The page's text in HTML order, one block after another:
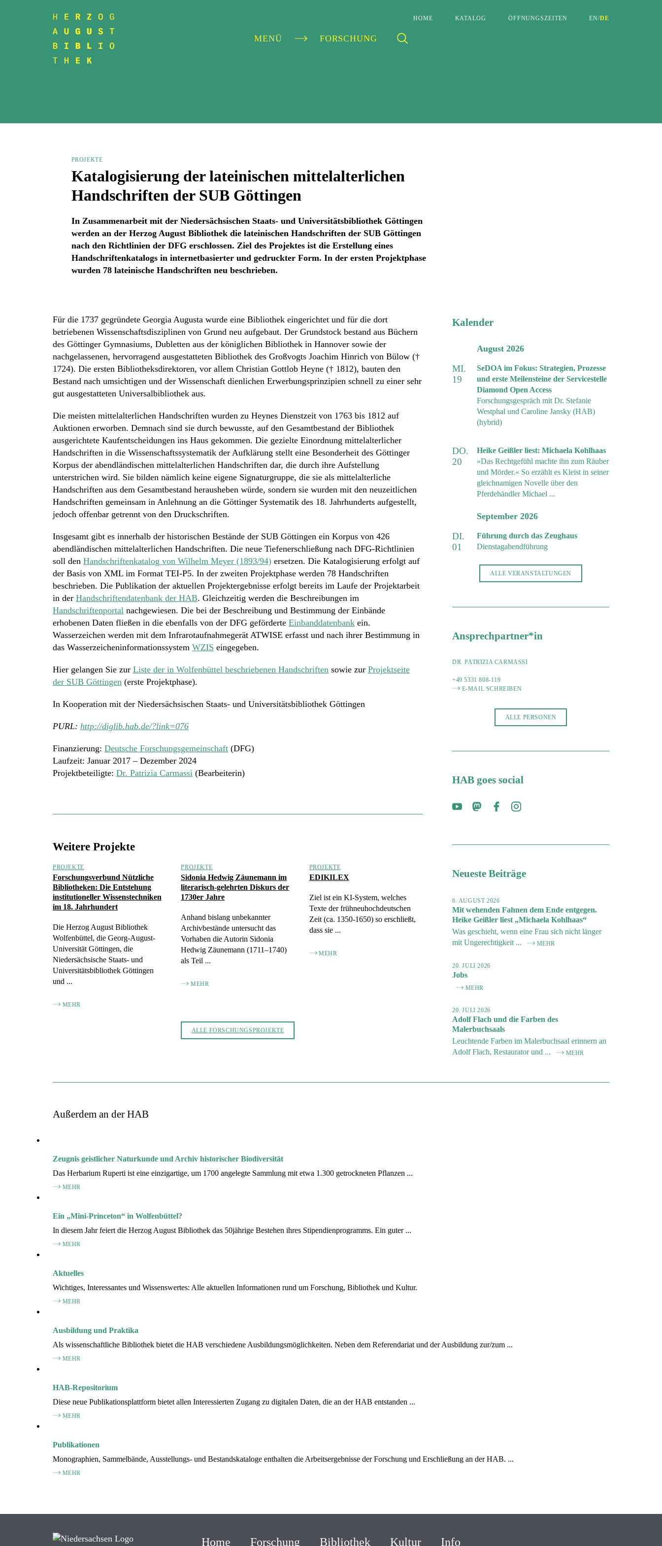
MENÜ FORSCHUNG
HOME KATALOG ÖFFNUNGSZEITEN EN/DE
PROJEKTE
Katalogisierung der lateinischen mittelalterlichen
Handschriften der SUB Göttingen
In Zusammenarbeit mit der Niedersächsischen Staats- und Universitätsbibliothek Göttingen
werden an der Herzog August Bibliothek die lateinischen Handschriften der SUB Göttingen
nach den Richtlinien der DFG erschlossen. Ziel des Projektes ist die Erstellung eines
Handschriftenkatalogs in internetbasierter und gedruckter Form. In der ersten Projektphase
wurden 78 lateinische Handschriften neu beschrieben.
Für die 1737 gegründete Georgia Augusta wurde eine Bibliothek eingerichtet und für die dort
betriebenen Wissenschaftsdisziplinen von Grund neu aufgebaut. Der Grundstock bestand aus Büchern
des Göttinger Gymnasiums, Dubletten aus der königlichen Bibliothek in Hannover sowie der
nachgelassenen, hervorragend ausgestatteten Bibliothek des Großvogts Joachim Hinrich von Bülow (†
1724). Die ersten Bibliotheksdirektoren, vor allem Christian Gottlob Heyne († 1812), bauten den
Bestand nach umsichtigen und der Wissenschaft dienlichen Erwerbungsprinzipien schnell zu einer sehr
gut ausgestatteten Universalbibliothek aus.
Die meisten mittelalterlichen Handschriften wurden zu Heynes Dienstzeit von 1763 bis 1812 auf
Auktionen erworben. Demnach sind sie durch bewusste, auf den Gesamtbestand der Bibliothek
ausgerichtete Kaufentscheidungen ins Haus gekommen. Die gezielte Einordnung mittelalterlicher
Handschriften in die Wissenschaftssystematik der Aufklärung stellt eine Besonderheit des Göttinger
Korpus der abendländischen mittelalterlichen Handschriften dar, die durch ihre Aufstellung
unterstrichen wird. Sie bilden nämlich keine eigene Signaturgruppe, die sie als mittelalterliche
Handschriften aus dem Gesamtbestand herausheben würde, sondern sie wurden mit den neuzeitlichen
Handschriften gemeinsam in Anlehnung an die Göttinger Systematik des 18. Jahrhunderts aufgestellt,
jedoch offenbar getrennt von den Druckschriften.
Insgesamt gibt es innerhalb der historischen Bestände der SUB Göttingen ein Korpus von 426
abendländischen mittelalterlichen Handschriften. Die neue Tiefenerschließung nach DFG-Richtlinien
soll den Handschriftenkatalog von Wilhelm Meyer (1893/94) ersetzen. Die Katalogisierung erfolgt auf
der Basis von XML im Format TEI-P5. In der zweiten Projektphase werden 78 Handschriften
beschrieben. Die Publikation der aktuellen Projektergebnisse erfolgt bereits im Laufe der Projektarbeit
in der Handschriftendatenbank der HAB. Gleichzeitig werden die Beschreibungen im
Handschriftenportal nachgewiesen. Die bei der Beschreibung und Bestimmung der Einbände
erhobenen Daten fließen in die ebenfalls von der DFG geförderte Einbanddatenbank ein.
Wasserzeichen werden mit dem Infrarotaufnahmegerät ATWISE erfasst und nach ihrer Bestimmung in
das Wasserzeicheninformationssystem WZIS eingegeben.
Hier gelangen Sie zur Liste der in Wolfenbüttel beschriebenen Handschriften sowie zur Projektseite
der SUB Göttingen (erste Projektphase).
In Kooperation mit der Niedersächsischen Staats- und Universitätsbibliothek Göttingen
PURL: http://diglib.hab.de/?link=076
Finanzierung: Deutsche Forschungsgemeinschaft (DFG)
Laufzeit: Januar 2017 – Dezember 2024
Projektbeteiligte: Dr. Patrizia Carmassi (Bearbeiterin)
Weitere Projekte
PROJEKTE
Forschungsverbund Nützliche
Bibliotheken: Die Entstehung
institutioneller Wissenstechniken
im 18. Jahrhundert
Die Herzog August Bibliothek
Wolfenbüttel, die Georg-August-
Universität Göttingen, die
Niedersächsische Staats- und
Universitätsbibliothek Göttingen
und ...
MEHR
PROJEKTE
Sidonia Hedwig Zäunemann im
literarisch-gelehrten Diskurs der
1730er Jahre
Anhand bislang unbekannter
Archivbestände untersucht das
Vorhaben die Autorin Sidonia
Hedwig Zäunemann (1711–1740)
als Teil ...
MEHR
PROJEKTE
EDIKILEX
Ziel ist ein KI-System, welches
Texte der frühneuhochdeutschen
Zeit (ca. 1350-1650) so erschließt,
dass sie ...
MEHR
ALLE FORSCHUNGSPROJEKTE
Kalender
August 2026
MI.
19
SeDOA im Fokus: Strategien, Prozesse
und erste Meilensteine der Servicestelle
Diamond Open Access
Forschungsgespräch mit Dr. Stefanie
Westphal und Caroline Jansky (HAB)
(hybrid)
DO.
20
Heike Geißler liest: Michaela Kohlhaas
»Das Rechtgefühl machte ihn zum Räuber
und Mörder.« So erzählt es Kleist in seiner
gleichnamigen Novelle über den
Pferdehändler Michael ...
September 2026
DI.
01
Führung durch das Zeughaus
Dienstagabendführung
ALLE VERANSTALTUNGEN
Ansprechpartner*in
DR. PATRIZIA CARMASSI
+49 5331 808-119
E-MAIL SCHREIBEN
ALLE PERSONEN
HAB goes social
Neueste Beiträge
6. AUGUST 2026
Mit wehenden Fahnen dem Ende entgegen.
Heike Geißler liest „Michaela Kohlhaas“
Was geschieht, wenn eine Frau sich nicht länger
mit Ungerechtigkeit ...
MEHR
20. JULI 2026
Jobs
MEHR
20. JULI 2026
Adolf Flach und die Farben des
Malerbuchsaals
Leuchtende Farben im Malerbuchsaal erinnern an
Adolf Flach, Restaurator und ...
MEHR
Außerdem an der HAB
Zeugnis geistlicher Naturkunde und Archiv historischer Biodiversität
Das Herbarium Ruperti ist eine einzigartige, um 1700 angelegte Sammlung mit etwa 1.300 getrockneten Pflanzen ...
MEHR
Ein „Mini-Princeton“ in Wolfenbüttel?
In diesem Jahr feiert die Herzog August Bibliothek das 50jährige Bestehen ihres Stipendienprogramms. Ein guter ...
MEHR
Aktuelles
Wichtiges, Interessantes und Wissenswertes: Alle aktuellen Informationen rund um Forschung, Bibliothek und Kultur.
MEHR
Ausbildung und Praktika
Als wissenschaftliche Bibliothek bietet die HAB verschiedene Ausbildungsmöglichkeiten. Neben dem Referendariat und der Ausbildung zur/zum ...
MEHR
HAB-Repositorium
Diese neue Publikationsplattform bietet allen Interessierten Zugang zu digitalen Daten, die an der HAB entstanden ...
MEHR
Publikationen
Monographien, Sammelbände, Ausstellungs- und Bestandskataloge enthalten die Arbeitsergebnisse der Forschung und Erschließung an der HAB. ...
MEHR
Home Forschung Bibliothek Kultur Info